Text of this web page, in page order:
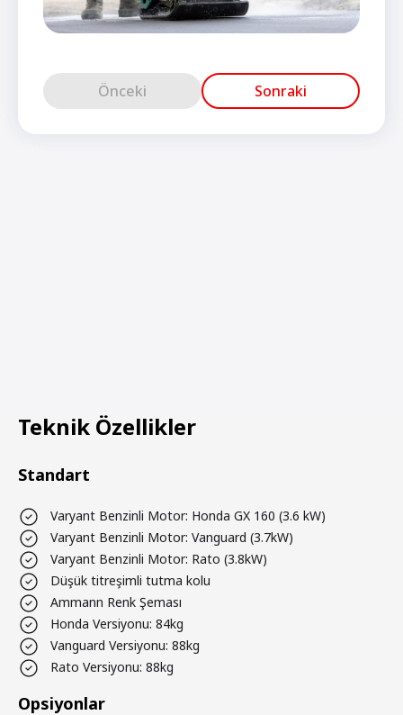
Önceki Sonraki
Teknik Özellikler
Standart
Varyant Benzinli Motor: Honda GX 160 (3.6 kW)
Varyant Benzinli Motor: Vanguard (3.7kW)
Varyant Benzinli Motor: Rato (3.8kW)
Düşük titreşimli tutma kolu
Ammann Renk Şeması
Honda Versiyonu: 84kg
Vanguard Versiyonu: 88kg
Rato Versiyonu: 88kg
Opsiyonlar